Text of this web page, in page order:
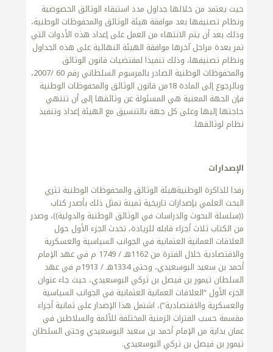
حيث يعتمد من خلالها جداول مدد استبقاء الوثائق الخصوصية
ونظام تصنيفها بعد موافقة هيئة الوثائق والمحفوظات الوطنية،
وذلك بعد أن يتم الانتهاء من العمل على إعداد هذه الأدوات التي
تمر بعدة مراحل آخرها موافقة الهيئة النهائية على هذه الجداول
ونظام تصنيفها، وذلك تنفيذا لمقتضيات قانون الوثائق
والمحفوظات الوطنية الصادر بالمرسوم السلطاني رقم 60 /2007،
وبالرجوع إلى المادة 18من قانون الوثائق والمحفوظات الوطنية
فإن الجهة المعنية هي المسئولة عن وثائقها إلى أن تنتهي
حاجتها إليها وعلى كل جهة بالتنسيق مع الهيئة إعداد وتنفيذ
نظام لوثائقها.
الإصدارات
رفدا للذاكرة الوطنيةهيئة الوثائق والمحفوظات الوطنية تثري
البحث العلمي بإصدارات تاريخية ثمينة تمثل ذلك بأصدر كتاب
((سلسلة البحوث والدراسات في الوثائق الوطنية والدولية))، وصدر
من الكتاب ثلاث أجزاء قابله للزيادة، تحدث الجزء الأول حول
العلاقات العمانية العثمانية في الجوانب السياسية والعسكرية
والاقتصادية خلال الفترة من 1162هـ / 1749 م في عهد الإمام
أحمد بن سعيد البوسعيدي، وحتى 1334هـ / 1913م في عهد
السلطان تيمور بن فيصل بن تركي البوسعيدي، حيث جاء عنوان
الجزء الأول “العلاقات العمانية العثمانية في الجوانب السياسية
والعسكرية والاقتصادية”)، اشتمل هذا الإصدار على ثمانية أجزاء
مقسمة حسب الفترات الزمنية المختلفة للأئمة والسلاطين في
عمان بداية من الإمام أحمد بن سعيد البوسعيدي وحتى السلطان
تيمور بن فيصل بن تركي البوسعيدي.